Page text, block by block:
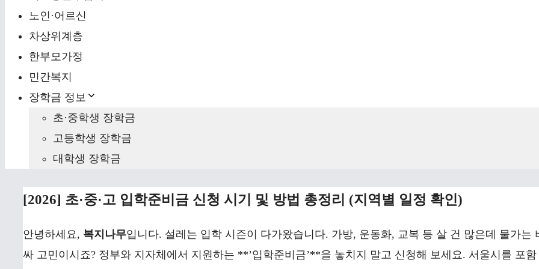
노인·어르신
차상위계층
한부모가정
민간복지
장학금 정보
초·중학생 장학금
고등학생 장학금
대학생 장학금
[2026] 초·중·고 입학준비금 신청 시기 및 방법 총정리 (지역별 일정 확인)
안녕하세요, 복지나무입니다. 설레는 입학 시즌이 다가왔습니다. 가방, 운동화, 교복 등 살 건 많은데 물가는
싸 고민이시죠? 정부와 지자체에서 지원하는 **’입학준비금’**을 놓치지 말고 신청해 보세요. 서울시를 포함